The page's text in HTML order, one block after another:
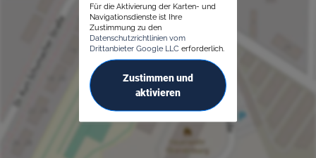
Für die Aktivierung der Karten- und
Navigationsdienste ist Ihre
Zustimmung zu den
Datenschutzrichtlinien vom
Drittanbieter Google LLC erforderlich.
Zustimmen und
aktivieren